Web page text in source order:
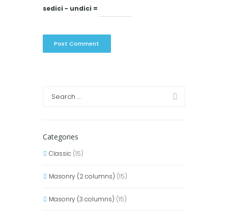
sedici − undici =
Categories
Classic (15)
Masonry (2 columns) (15)
Masonry (3 columns) (15)